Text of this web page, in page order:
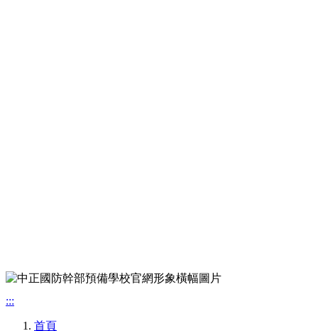
:::
首頁